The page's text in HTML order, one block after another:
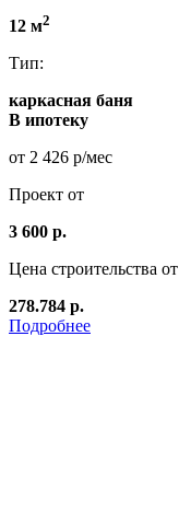
12 м2
Тип:
каркасная баня
В ипотеку
от 2 426 р/мес
Проект от
3 600 р.
Цена строительства от
278.784 р.
Подробнее